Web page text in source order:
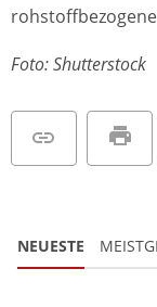
Foto: Shutterstock
NEUESTE